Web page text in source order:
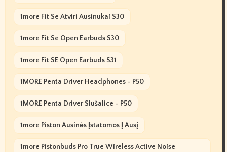
1more Fit Se Atviri Ausinukai S30
1more Fit Se Open Earbuds S30
1more Fit SE Open Earbuds S31
1MORE Penta Driver Headphones - P50
1MORE Penta Driver Slušalice - P50
1more Piston Ausinės Įstatomos Į Ausį
1more Pistonbuds Pro True Wireless Active Noise